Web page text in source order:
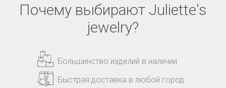
Почему выбирают Juliette's
jewelry?
Большинство изделий в наличии
Быстрая доставка в любой город